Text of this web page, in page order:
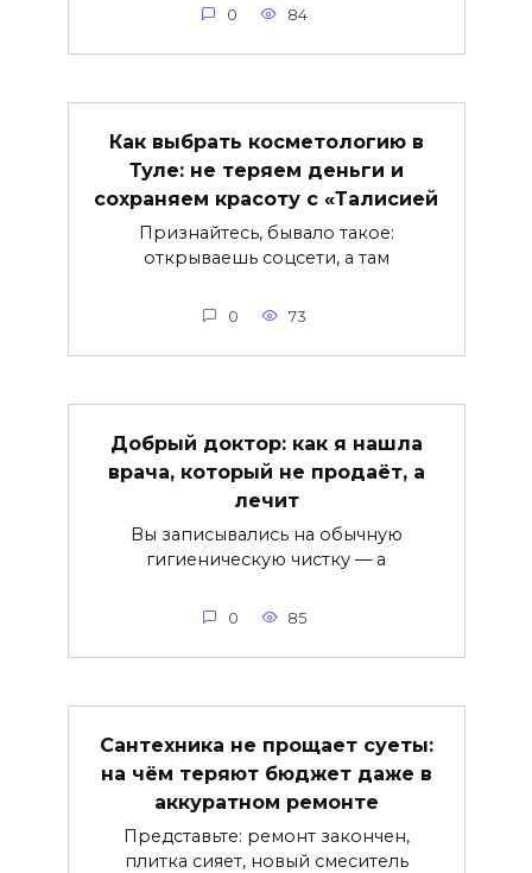
0 84
Как выбрать косметологию в
Туле: не теряем деньги и
сохраняем красоту с «Талисией
Признайтесь, бывало такое:
открываешь соцсети, а там
0 73
Добрый доктор: как я нашла
врача, который не продаёт, а
лечит
Вы записывались на обычную
гигиеническую чистку — а
0 85
Сантехника не прощает суеты:
на чём теряют бюджет даже в
аккуратном ремонте
Представьте: ремонт закончен,
плитка сияет, новый смеситель